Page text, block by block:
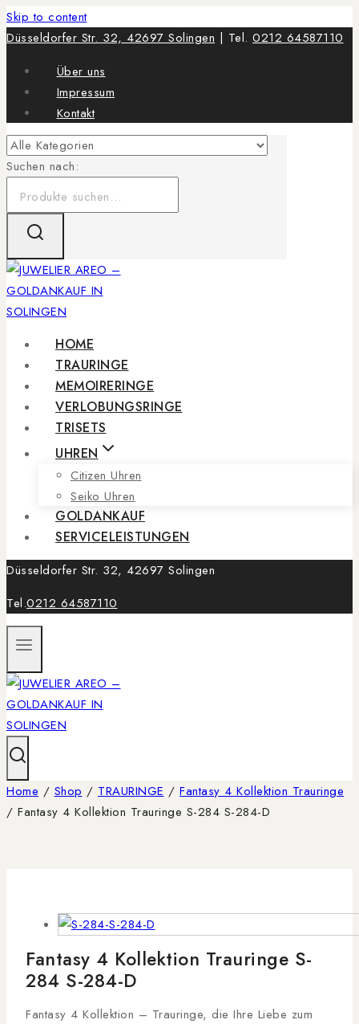
Skip to content
Düsseldorfer Str. 32, 42697 Solingen | Tel. 0212 64587110
Über uns
Impressum
Kontakt
Suchen nach:
HOME
TRAURINGE
MEMOIRERINGE
VERLOBUNGSRINGE
TRISETS
UHREN
Citizen Uhren
Seiko Uhren
GOLDANKAUF
SERVICELEISTUNGEN
Düsseldorfer Str. 32, 42697 Solingen
Tel.0212 64587110
Home / Shop / TRAURINGE / Fantasy 4 Kollektion Trauringe
/ Fantasy 4 Kollektion Trauringe S-284 S-284-D
Fantasy 4 Kollektion Trauringe S-
284 S-284-D
Fantasy 4 Kollektion – Trauringe, die Ihre Liebe zum